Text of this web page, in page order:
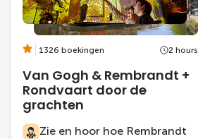
1326 boekingen 2 hours
Van Gogh & Rembrandt +
Rondvaart door de
grachten
Zie en hoor hoe Rembrandt